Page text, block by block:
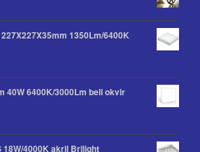
1350Lm/6400K
40W 6400K/3000Lm beli okvir
18W/4000K akril Brilight